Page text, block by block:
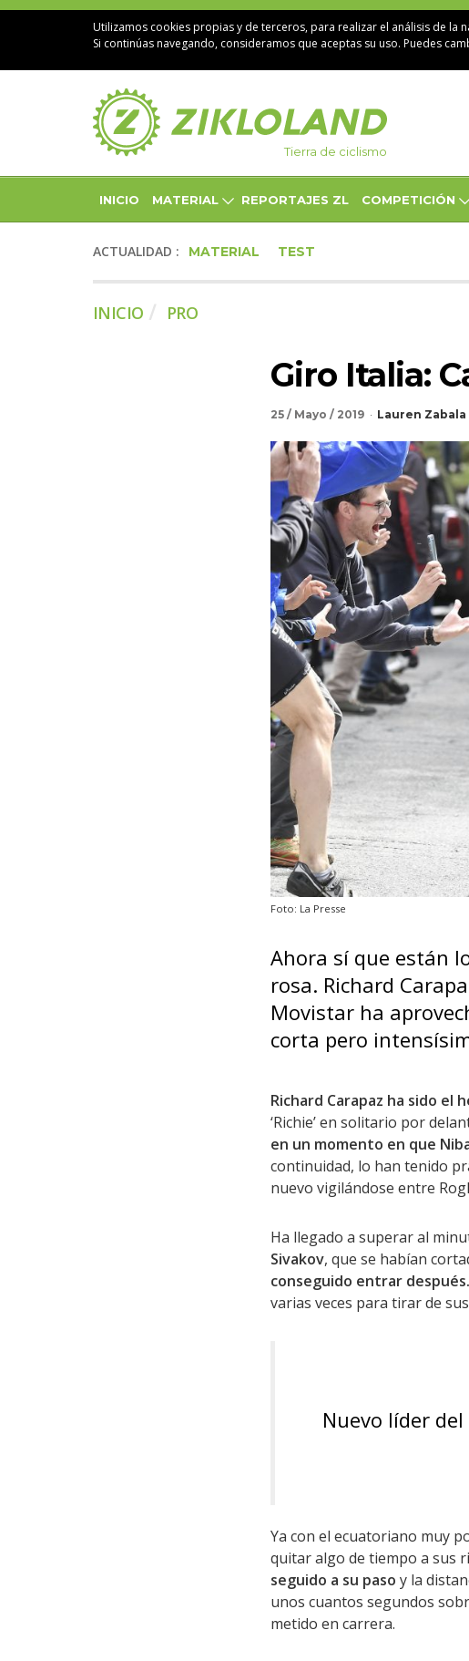
Utilizamos cookies propias y de terceros, para realizar el análisis de la
Si continúas navegando, consideramos que aceptas su uso. Puedes
Tierra de ciclismo
INICIO MATERIAL REPORTAJES ZL COMPETICIÓN
ACTUALIDAD : MATERIAL TEST
INICIO PRO
Giro Italia:
25 / Mayo / 2019 Lauren Zabala
Foto: La Presse
Ahora sí que están
rosa. Richard
Movistar ha
corta pero
Richard Carapaz ha sido el
‘Richie’ en solitario por
en un momento en que
continuidad, lo han tenido
nuevo vigilándose entre
Ha llegado a superar al
Sivakov, que se habían
conseguido entrar después.
varias veces para tirar de
Nuevo líder del
Ya con el ecuatoriano muy
quitar algo de tiempo a sus
seguido a su paso y la
unos cuantos segundos
metido en carrera.